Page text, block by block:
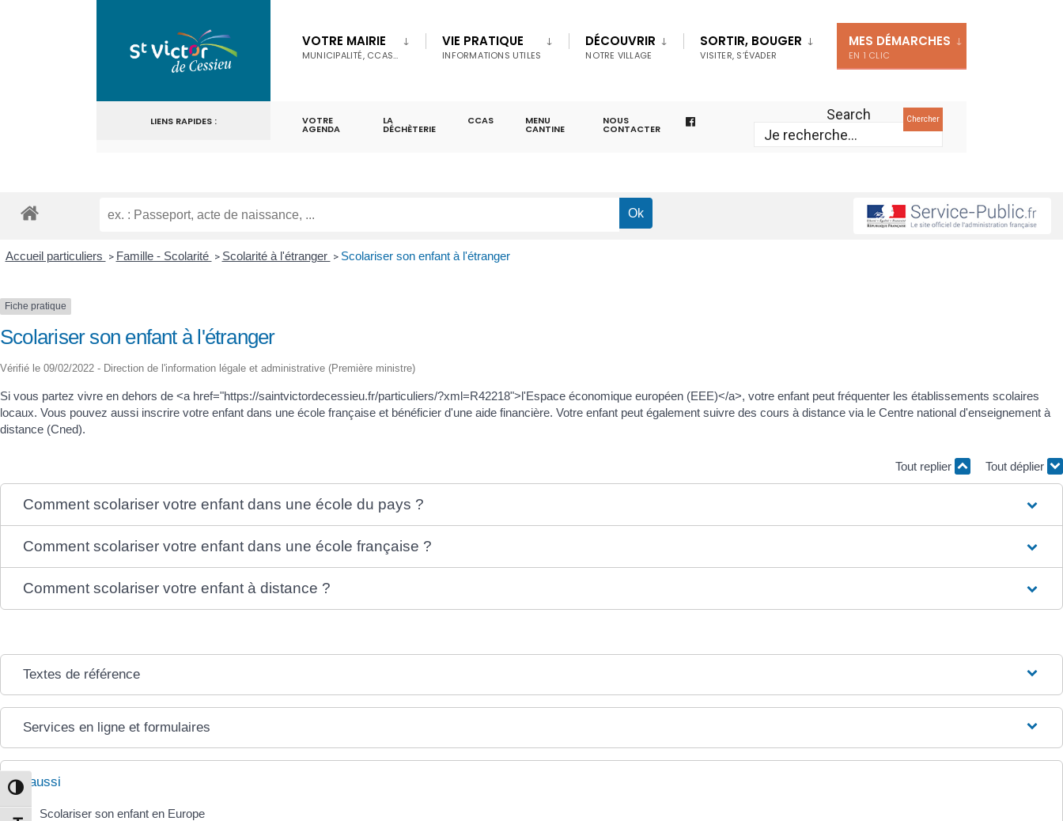
Passer en contraste élevé
content
VOTRE MAIRIE
MUNICIPALITÉ, CCAS…
VIE PRATIQUE
INFORMATIONS UTILES
DÉCOUVRIR
NOTRE VILLAGE
SORTIR, BOUGER
VISITER, S’ÉVADER
MES DÉMARCHES
EN 1 CLIC
LIENS RAPIDES : VOTRE
AGENDA
LA
DÉCHÈTERIE
CCAS MENU
CANTINE
NOUS
CONTACTER
Search Chercher
Accueil particuliers > Famille - Scolarité > Scolarité à l'étranger > Scolariser son enfant à l'étranger
Fiche pratique
Scolariser son enfant à l'étranger
Vérifié le 09/02/2022 - Direction de l'information légale et administrative (Première ministre)
Si vous partez vivre en dehors de <a href="https://saintvictordecessieu.fr/particuliers/?xml=R42218">l'Espace économique européen (EEE)</a>, votre enfant peut fréquenter les établissements scolaires
locaux. Vous pouvez aussi inscrire votre enfant dans une école française et bénéficier d'une aide financière. Votre enfant peut également suivre des cours à distance via le Centre national d'enseignement à
distance (Cned).
Tout replier Tout déplier
Comment scolariser votre enfant dans une école du pays ?
Comment scolariser votre enfant dans une école française ?
Comment scolariser votre enfant à distance ?
Textes de référence
Services en ligne et formulaires
Et aussi
Scolariser son enfant en Europe